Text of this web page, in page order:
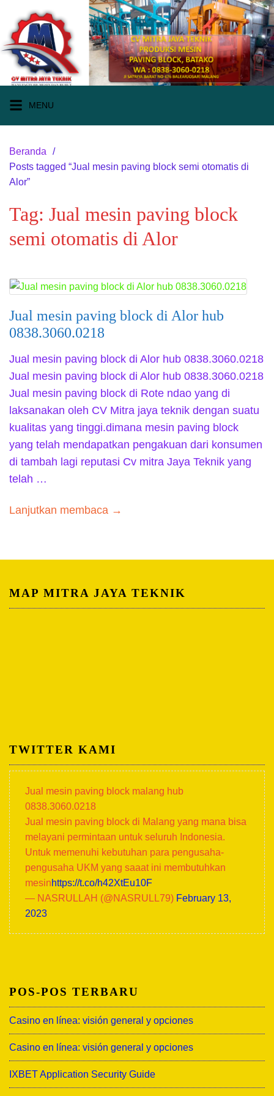
konten
MENU
Beranda
Posts tagged “Jual mesin paving block semi otomatis di
Alor”
Tag: Jual mesin paving block
semi otomatis di Alor
Jual mesin paving block di Alor hub
0838.3060.0218
Jual mesin paving block di Alor hub 0838.3060.0218
Jual mesin paving block di Alor hub 0838.3060.0218
Jual mesin paving block di Rote ndao yang di
laksanakan oleh CV Mitra jaya teknik dengan suatu
kualitas yang tinggi.dimana mesin paving block
yang telah mendapatkan pengakuan dari konsumen
di tambah lagi reputasi Cv mitra Jaya Teknik yang
telah …
Lanjutkan membaca →
MAP MITRA JAYA TEKNIK
TWITTER KAMI
Jual mesin paving block malang hub
0838.3060.0218
Jual mesin paving block di Malang yang mana bisa
melayani permintaan untuk seluruh Indonesia.
Untuk memenuhi kebutuhan para pengusaha-
pengusaha UKM yang saaat ini membutuhkan
mesinhttps://t.co/h42XtEu10F
— NASRULLAH (@NASRULL79) February 13,
2023
POS-POS TERBARU
Casino en línea: visión general y opciones
Casino en línea: visión general y opciones
IXBET Application Security Guide